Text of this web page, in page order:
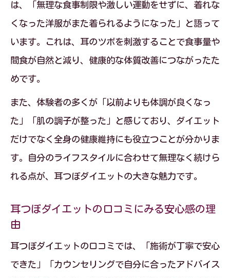
は、「無理な食事制限や激しい運動をせずに、着れな
くなった洋服がまた着られるようになった」と語って
います。これは、耳のツボを刺激することで食事量や
間食が自然と減り、健康的な体質改善につながったた
めです。
また、体験者の多くが「以前よりも体調が良くなっ
た」「肌の調子が整った」と感じており、ダイエット
だけでなく全身の健康維持にも役立つことが分かりま
す。自分のライフスタイルに合わせて無理なく続けら
れる点が、耳つぼダイエットの大きな魅力です。
耳つぼダイエットの口コミにみる安心感の理
由
耳つぼダイエットの口コミでは、「施術が丁寧で安心
できた」「カウンセリングで自分に合ったアドバイス